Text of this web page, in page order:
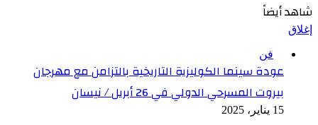
شاهد أيضاً
إغلاق
فن
عودة سينما الكوليزية التاريخية بالتزامن مع مهرجان
بيروت المسرحي الدولي في 26 أبريل / نيسان
15 يناير، 2025